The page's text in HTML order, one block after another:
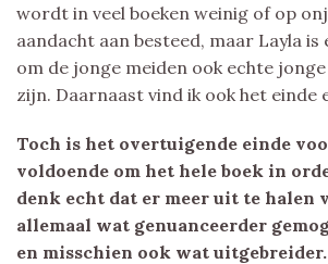
wordt in veel boeken weinig of op
aandacht aan besteed, maar Layla is
om de jonge meiden ook echte
zijn. Daarnaast vind ik ook het einde
Toch is het overtuigende einde
voldoende om het hele boek in
denk echt dat er meer uit te halen
allemaal wat genuanceerder
en misschien ook wat